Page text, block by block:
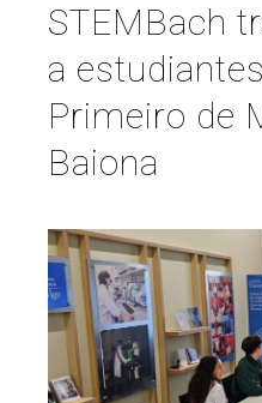
Transferencia
Servicios
Igualdad
GL EN Search
Buscar
por:
STEMBach
a
Primeiro de
Baiona